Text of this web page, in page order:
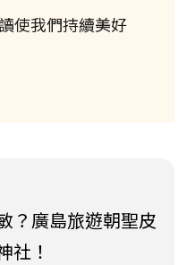
使我們持續美好
？廣島旅遊朝聖皮
社！